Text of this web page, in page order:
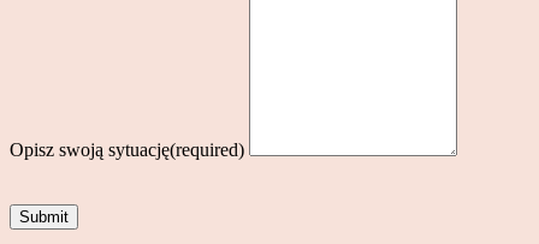
Opisz swoją sytuację(required)
Submit